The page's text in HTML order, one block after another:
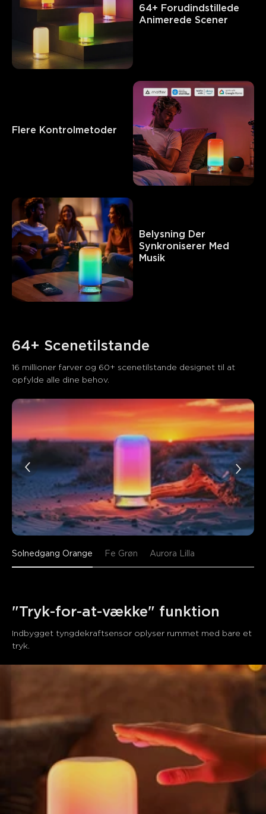
64+ Forudindstillede
Animerede Scener
Flere Kontrolmetoder
Belysning Der
Synkroniserer Med
Musik
64+ Scenetilstande
16 millioner farver og 60+ scenetilstande designet til at
opfylde alle dine behov.
Solnedgang Orange Fe Grøn Aurora Lilla
"Tryk-for-at-vække" funktion
Indbygget tyngdekraftsensor oplyser rummet med bare et
Hvad kunder siger
App functionality Product quality
0 0 0
Negativ